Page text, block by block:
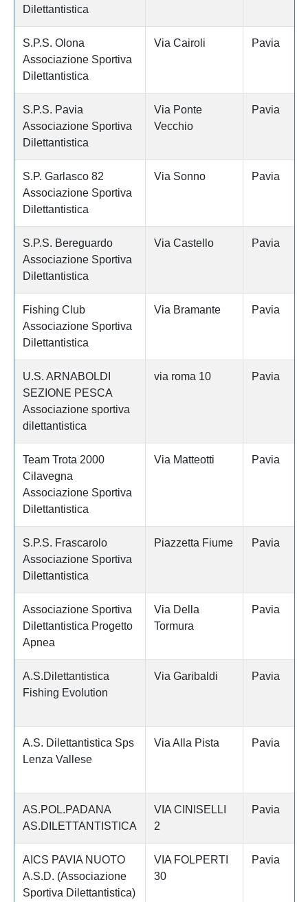
Dilettantistica
S.P.S. Olona
Associazione Sportiva
Dilettantistica
Via Cairoli Pavia
S.P.S. Pavia
Associazione Sportiva
Dilettantistica
Via Ponte
Vecchio
Pavia
S.P. Garlasco 82
Associazione Sportiva
Dilettantistica
Via Sonno Pavia
S.P.S. Bereguardo
Associazione Sportiva
Dilettantistica
Via Castello Pavia
Fishing Club
Associazione Sportiva
Dilettantistica
Via Bramante Pavia
U.S. ARNABOLDI
SEZIONE PESCA
Associazione sportiva
dilettantistica
via roma 10 Pavia
Team Trota 2000
Cilavegna
Associazione Sportiva
Dilettantistica
Via Matteotti Pavia
S.P.S. Frascarolo
Associazione Sportiva
Dilettantistica
Piazzetta Fiume Pavia
Associazione Sportiva
Dilettantistica Progetto
Apnea
Via Della
Tormura
Pavia
A.S.Dilettantistica
Fishing Evolution
Via Garibaldi Pavia
A.S. Dilettantistica Sps
Lenza Vallese
Via Alla Pista Pavia
AS.POL.PADANA
AS.DILETTANTISTICA
VIA CINISELLI
2
Pavia
AICS PAVIA NUOTO
A.S.D. (Associazione
Sportiva Dilettantistica)
VIA FOLPERTI
30
Pavia